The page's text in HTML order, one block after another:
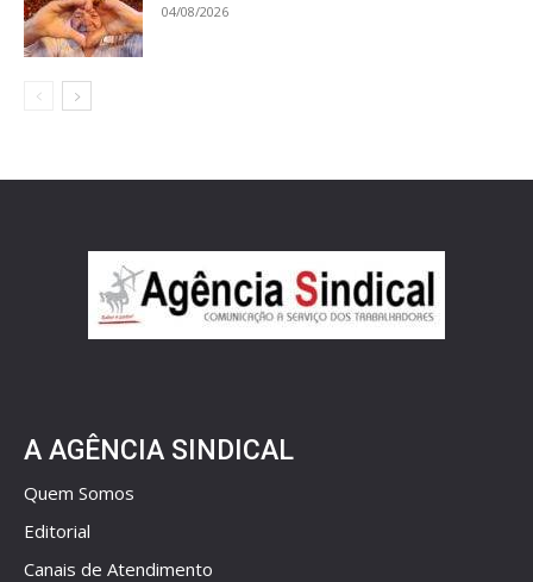
04/08/2026
A AGÊNCIA SINDICAL
Quem Somos
Editorial
Canais de Atendimento